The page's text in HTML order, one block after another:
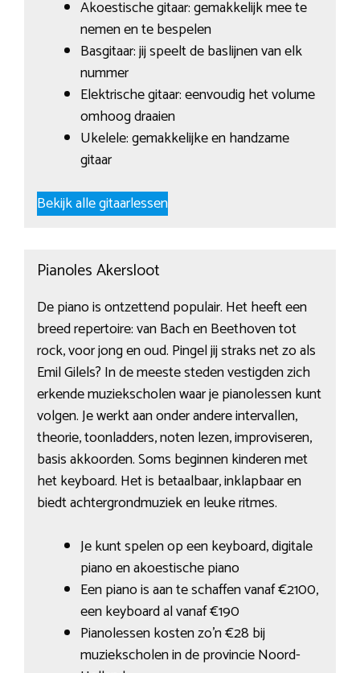
Akoestische gitaar: gemakkelijk mee te
nemen en te bespelen
Basgitaar: jij speelt de baslijnen van elk
nummer
Elektrische gitaar: eenvoudig het volume
omhoog draaien
Ukelele: gemakkelijke en handzame
gitaar
Bekijk alle gitaarlessen
Pianoles Akersloot
De piano is ontzettend populair. Het heeft een
breed repertoire: van Bach en Beethoven tot
rock, voor jong en oud. Pingel jij straks net zo als
Emil Gilels? In de meeste steden vestigden zich
erkende muziekscholen waar je pianolessen kunt
volgen. Je werkt aan onder andere intervallen,
theorie, toonladders, noten lezen, improviseren,
basis akkoorden. Soms beginnen kinderen met
het keyboard. Het is betaalbaar, inklapbaar en
biedt achtergrondmuziek en leuke ritmes.
Je kunt spelen op een keyboard, digitale
piano en akoestische piano
Een piano is aan te schaffen vanaf €2100,
een keyboard al vanaf €190
Pianolessen kosten zo’n €28 bij
muziekscholen in de provincie Noord-